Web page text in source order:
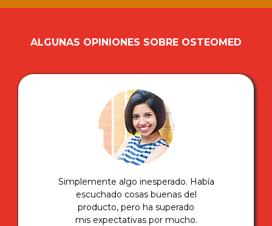
ALGUNAS OPINIONES SOBRE OSTEOMED
Simplemente algo inesperado. Había
escuchado cosas buenas del
producto, pero ha superado
mis expectativas por mucho.